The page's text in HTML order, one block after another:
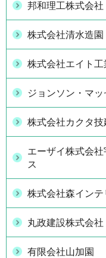
邦和理工株式会社
株式会社清水造園
株式会社エイト工
ジョンソン・マ
株式会社カクタ技
エーザイ株式会
ス
株式会社森インテ
丸政建設株式会社
有限会社山加園